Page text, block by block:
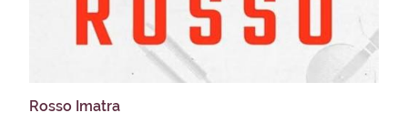
Rosso Imat­ra